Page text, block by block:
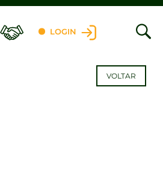
LOGIN
VOLTAR